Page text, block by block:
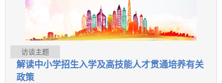
访谈主题
解读中小学招生入学及高技能人才贯通培养有关
政策